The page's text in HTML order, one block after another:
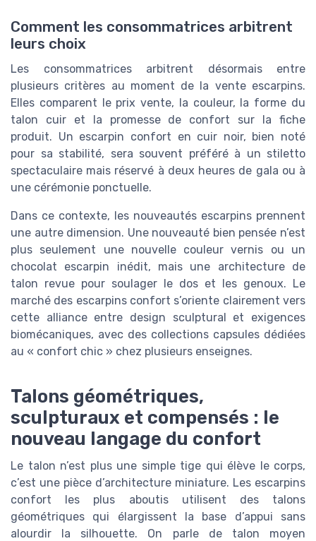
Comment les consommatrices arbitrent
leurs choix
Les consommatrices arbitrent désormais entre
plusieurs critères au moment de la vente escarpins.
Elles comparent le prix vente, la couleur, la forme du
talon cuir et la promesse de confort sur la fiche
produit. Un escarpin confort en cuir noir, bien noté
pour sa stabilité, sera souvent préféré à un stiletto
spectaculaire mais réservé à deux heures de gala ou à
une cérémonie ponctuelle.
Dans ce contexte, les nouveautés escarpins prennent
une autre dimension. Une nouveauté bien pensée n’est
plus seulement une nouvelle couleur vernis ou un
chocolat escarpin inédit, mais une architecture de
talon revue pour soulager le dos et les genoux. Le
marché des escarpins confort s’oriente clairement vers
cette alliance entre design sculptural et exigences
biomécaniques, avec des collections capsules dédiées
au « confort chic » chez plusieurs enseignes.
Talons géométriques,
sculpturaux et compensés : le
nouveau langage du confort
Le talon n’est plus une simple tige qui élève le corps,
c’est une pièce d’architecture miniature. Les escarpins
confort les plus aboutis utilisent des talons
géométriques qui élargissent la base d’appui sans
alourdir la silhouette. On parle de talon moyen